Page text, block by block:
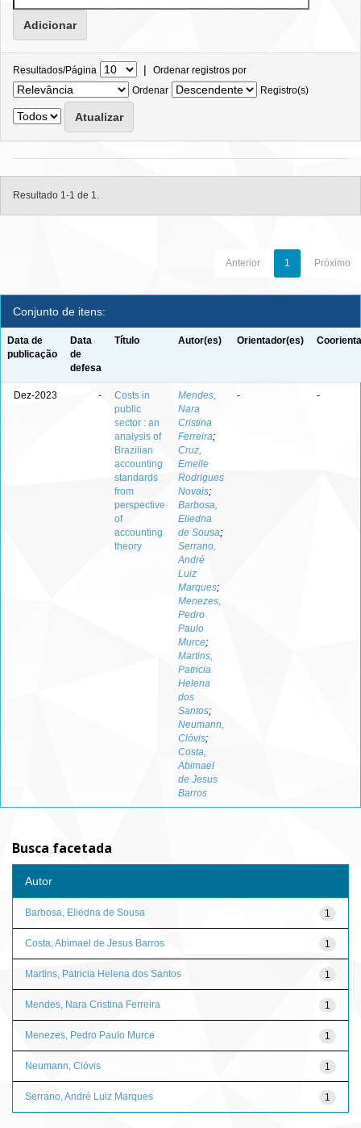
Resultados/Página | Ordenar registros por
Ordenar
Registro(s)
Resultado 1-1 de 1.
Anterior 1 Próximo
Conjunto de itens:
Data de
publicação
Data
de
defesa
Título Autor(es) Orientador(es)
Dez-2023 -
Costs in
public
sector : an
analysis of
Brazilian
accounting
standards
from
perspective
of
accounting
theory
Mendes,
Nara
Cristina
Ferreira;
Cruz,
Emelle
Rodrigues
Novais;
Barbosa,
Eliedna
de Sousa;
Serrano,
André
Luiz
Marques;
Menezes,
Pedro
Paulo
Murce;
Martins,
Patricia
Helena
dos
Santos;
Neumann,
Clóvis;
Costa,
Abimael
de Jesus
Barros
- -
Busca facetada
Autor
1
Barbosa, Eliedna de Sousa
1
Costa, Abimael de Jesus Barros
1
Martins, Patricia Helena dos Santos
1
Mendes, Nara Cristina Ferreira
1
Menezes, Pedro Paulo Murce
1
Neumann, Clóvis
1
Serrano, André Luiz Marques